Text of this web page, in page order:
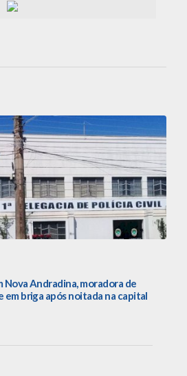
Nova Andradina, moradora de
em briga após noitada na capital